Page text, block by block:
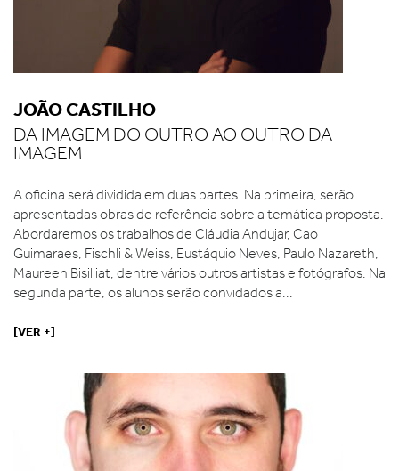
JOÃO CASTILHO
DA IMAGEM DO OUTRO AO OUTRO DA
IMAGEM
A oficina será dividida em duas partes. Na primeira, serão
apresentadas obras de referência sobre a temática proposta.
Abordaremos os trabalhos de Cláudia Andujar, Cao
Guimaraes, Fischli & Weiss, Eustáquio Neves, Paulo Nazareth,
Maureen Bisilliat, dentre vários outros artistas e fotógrafos. Na
segunda parte, os alunos serão convidados a...
[VER +]